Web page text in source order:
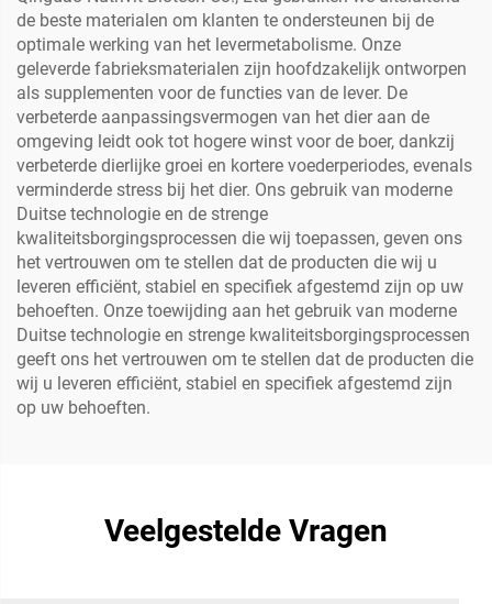
de beste materialen om klanten te ondersteunen bij de
optimale werking van het levermetabolisme. Onze
geleverde fabrieksmaterialen zijn hoofdzakelijk ontworpen
als supplementen voor de functies van de lever. De
verbeterde aanpassingsvermogen van het dier aan de
omgeving leidt ook tot hogere winst voor de boer, dankzij
verbeterde dierlijke groei en kortere voederperiodes, evenals
verminderde stress bij het dier. Ons gebruik van moderne
Duitse technologie en de strenge
kwaliteitsborgingsprocessen die wij toepassen, geven ons
het vertrouwen om te stellen dat de producten die wij u
leveren efficiënt, stabiel en specifiek afgestemd zijn op uw
behoeften. Onze toewijding aan het gebruik van moderne
Duitse technologie en strenge kwaliteitsborgingsprocessen
geeft ons het vertrouwen om te stellen dat de producten die
wij u leveren efficiënt, stabiel en specifiek afgestemd zijn
op uw behoeften.
Veelgestelde Vragen